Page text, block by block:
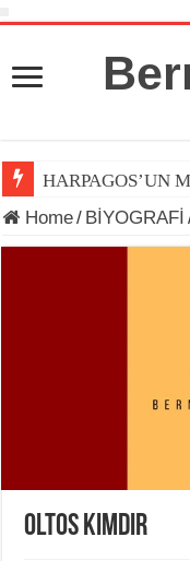
HARPAGOS’UN
Home/ BİYOGRAFİ
Oltos Kimdir